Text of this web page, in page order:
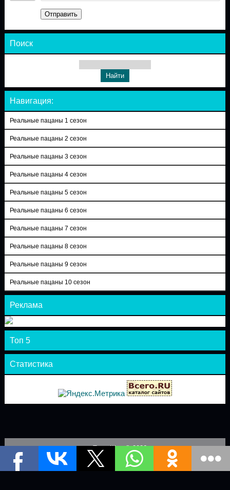
Отправить
Поиск
Навигация:
Реальные пацаны 1 сезон
Реальные пацаны 2 сезон
Реальные пацаны 3 сезон
Реальные пацаны 4 сезон
Реальные пацаны 5 сезон
Реальные пацаны 6 сезон
Реальные пацаны 7 сезон
Реальные пацаны 8 сезон
Реальные пацаны 9 сезон
Реальные пацаны 10 сезон
Реклама
Топ 5
Статистика
Теле-Шоу © 2026